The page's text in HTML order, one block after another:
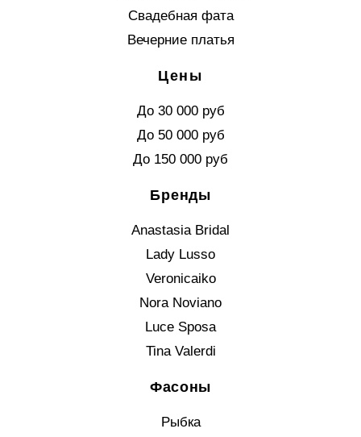
Свадебная фата
Вечерние платья
Цены
До 30 000 руб
До 50 000 руб
До 150 000 руб
Бренды
Anastasia Bridal
Lady Lusso
Veronicaiko
Nora Noviano
Luce Sposa
Tina Valerdi
Фасоны
Рыбка